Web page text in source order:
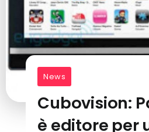
News
Cubovision:
è editore per